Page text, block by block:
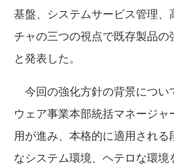
基盤、システムサービス管理、
チャの三つの視点で既存製品の
と発表した。
今回の強化方針の背景につい
ウェア事業本部統括マネージ
用が進み、本格的に適用され
なシステム環境、ヘテロな環